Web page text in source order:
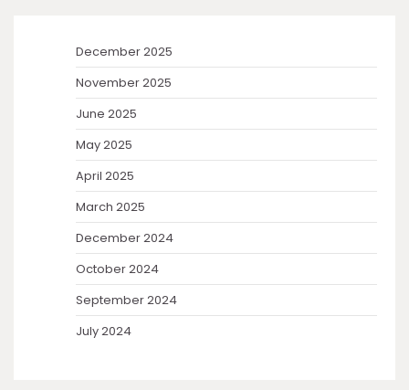
December 2025
November 2025
June 2025
May 2025
April 2025
March 2025
December 2024
October 2024
September 2024
July 2024